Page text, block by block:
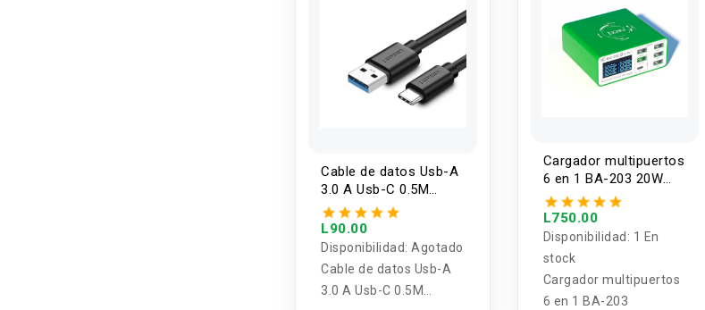
Cable de datos Usb-A
3.0 A Usb-C 0.5M
Ugreen
L90.00
Disponibilidad:Agotado
Cable de datos Usb-A
3.0 A Usb-C 0.5M
Cargador multipuertos
6 en 1 BA-203 20W
BAKU
L750.00
Disponibilidad: 1 En
stock
Cargador multipuertos
6 en 1 BA-203